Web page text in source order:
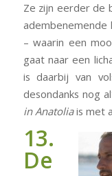
Ze zijn eerder de
adembenemende
– waarin een
gaat naar een
is daarbij van
desondanks nog
in Anatoliais met
13.
De